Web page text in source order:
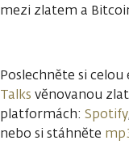
mezi zlatem a
Poslechněte si
Talks věnovanou
platformách: Spotify,
nebo si stáhněte